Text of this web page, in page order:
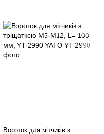
Вороток для мітчиків з